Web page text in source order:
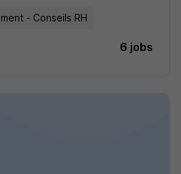
- Conseils RH
6 jobs